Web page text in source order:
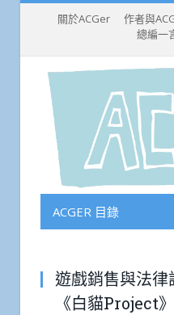
關於ACGer 作者與
總編一
ACGER 目錄
遊戲銷售與法律
《白貓Project